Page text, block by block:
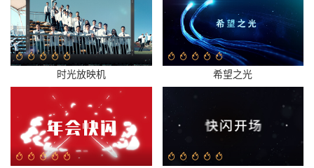
时光放映机 希望之光